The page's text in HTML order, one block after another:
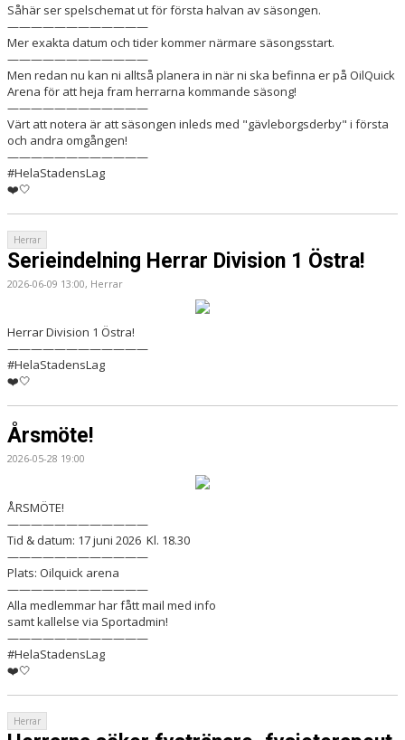
Såhär ser spelschemat ut för första halvan av säsongen.
————————————
Mer exakta datum och tider kommer närmare säsongsstart.
————————————
Men redan nu kan ni alltså planera in när ni ska befinna er på OilQuick
Arena för att heja fram herrarna kommande säsong!
————————————
Värt att notera är att säsongen inleds med "gävleborgsderby" i första
och andra omgången!
————————————
#HelaStadensLag
❤️🤍
Herrar
Serieindelning Herrar Division 1 Östra!
2026-06-09 13:00, Herrar
Herrar Division 1 Östra!
————————————
#HelaStadensLag
❤️🤍
Årsmöte!
2026-05-28 19:00
ÅRSMÖTE!
————————————
Tid & datum: 17 juni 2026 Kl. 18.30
————————————
Plats: Oilquick arena
————————————
Alla medlemmar har fått mail med info
samt kallelse via Sportadmin!
————————————
#HelaStadensLag
❤️🤍
Herrar